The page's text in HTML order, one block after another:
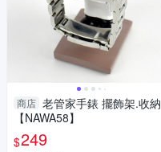
商店 老管家手錶 擺飾架.收納
【NAWA58】
$249